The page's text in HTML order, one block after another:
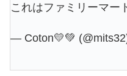
これはファミリーマー
— Coton💛💚